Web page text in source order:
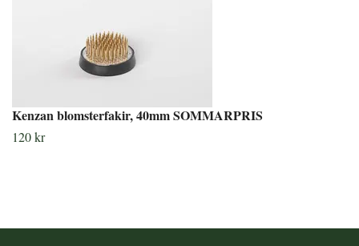
Kenzan blomsterfakir, 40mm SOMMARPRIS
120 kr